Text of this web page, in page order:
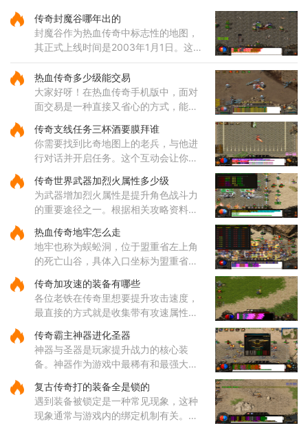
传奇封魔谷哪年出的
封魔谷作为热血传奇中标志性的地图，
其正式上线时间是2003年1月1日。这一
更新在传奇游戏发展历程中具有里程碑
意义，不仅增添了全新的探索区域，更
引入了独特的怪物种类与装备产
热血传奇多少级能交易
大家好呀！在热血传奇手机版中，面对
面交易是一种直接又省心的方式，能让
交易行那样被扣手续费。要顺利进行这
种交易，你们需要确保交易的
传奇支线任务三杯酒要膜拜谁
你需要找到比奇地图上的老兵，与他进
行对话并开启任务。这个互动会让你了
一步行动。与引路使者对话后，就会明
确得知需要完成膜拜动作的对
传奇世界武器加烈火属性多少级
为武器增加烈火属性是提升角色战斗力
的重要途径之一。根据相关攻略资料显
关，通常需要玩家先将角色等级提升到
足够高度。技能的威力与等级
热血传奇地牢怎么走
地牢也称为蜈蚣洞，位于盟重省左上角
的死亡山谷，具体入口坐标为盟重省的
家会直接来到地牢一层东，这里是蜈蚣
洞地图的起始区域。地牢内部的路
传奇加攻速的装备有哪些
各位老铁在传奇里想要提升攻击速度，
最直接的方式就是收集带有攻速属性的
风套装里的戒指和项链，只需要一枚狂
风戒指就能给你增加一点攻击
传奇霸主神器进化圣器
神器与圣器是玩家提升战力的核心装
备。神器作为游戏中最稀有和最强大的
每种神器都具备独特的技能和被动效
果。玩家收集一定数量的神器后，
复古传奇打的装备全是锁的
遇到装备被锁定是一种常见现象，这种
现象通常与游戏内的绑定机制有关。部